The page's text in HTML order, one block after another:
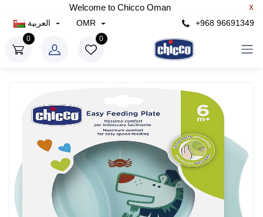
Welcome to Chicco Oman X
+968 96691349
OMR
0
0